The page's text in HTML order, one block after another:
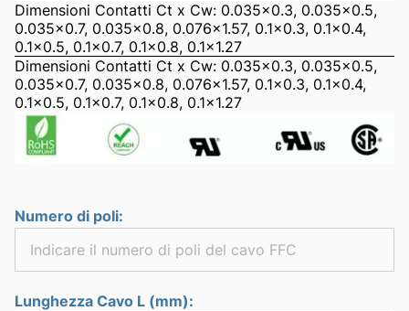
Numero di poli:
Lunghezza Cavo L (mm):
Dimensioni Contatti Ct x Cw: 0.035x0.3, 0.035x0.5,
0.035x0.7, 0.035x0.8, 0.076x1.57, 0.1x0.3, 0.1x0.4,
0.1x0.5, 0.1x0.7, 0.1x0.8, 0.1x1.27
Dimensioni Contatti Ct x Cw: 0.035x0.3, 0.035x0.5,
0.035x0.7, 0.035x0.8, 0.076x1.57, 0.1x0.3, 0.1x0.4,
0.1x0.5, 0.1x0.7, 0.1x0.8, 0.1x1.27